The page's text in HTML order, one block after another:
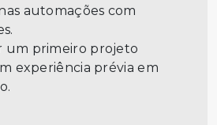
automações com
um primeiro projeto
experiência prévia em